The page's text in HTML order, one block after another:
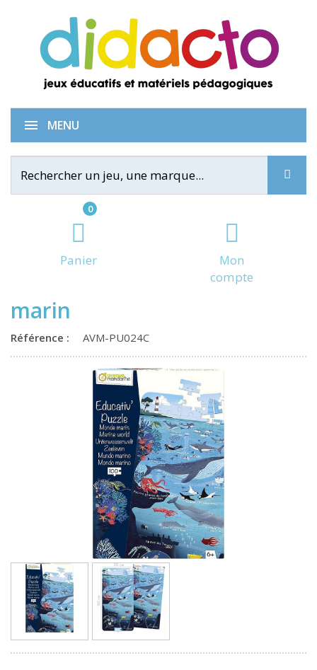
0
Panier
Mon
compte
MENU
Educativ' puzzle Monde
marin
Référence : AVM-PU024C